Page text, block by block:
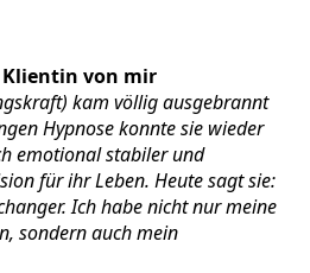
Klientin von mir
kam völlig ausgebrannt
Hypnose konnte sie wieder
emotional stabiler und
für ihr Leben. Heute sagt sie:
Ich habe nicht nur meine
sondern auch mein